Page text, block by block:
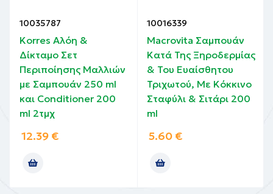
10035787
Korres Αλόη &
Δίκταμο Σετ
Περιποίησης Μαλλιών
με Σαμπουάν 250 ml
και Conditioner 200
ml 2τμχ
12.39 €
10016339
Macrovita Σαμπουάν
Κατά Της Ξηροδερμίας
& Του Ευαίσθητου
Τριχωτού, Με Κόκκινο
Σταφύλι & Σιτάρι 200
ml
5.60 €